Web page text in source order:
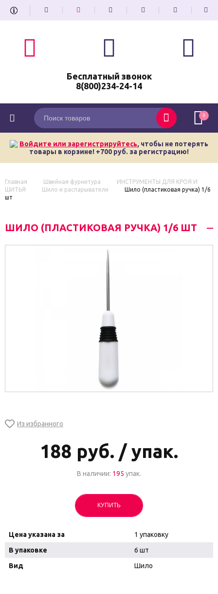
Бесплатный звонок
8(800)234-24-14
0
Войдите или зарегистрируйтесь, чтобы не потерять
товары в корзине! +700 руб. за регистрацию!
Главная Швейная фурнитура
ИНСТРУМЕНТЫ ДЛЯ КРОЯ И
ШИТЬЯ
Шило и распарыватели
Шило (пластиковая ручка) 1/6
шт
ШИЛО (ПЛАСТИКОВАЯ РУЧКА) 1/6 ШТ
188 руб. / упак.
В наличии: 195 упак.
КУПИТЬ
Цена указана за
1 упаковку
В упаковке
6 шт
Вид
Шило